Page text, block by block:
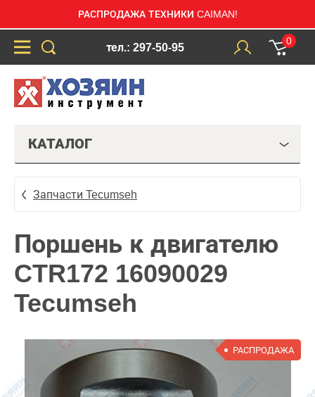
РАСПРОДАЖА ТЕХНИКИ CAIMAN!
тел.: 297-50-95
0
КАТАЛОГ
Запчасти Tecumseh
Поршень к двигателю
CTR172 16090029
Tecumseh
РАСПРОДАЖА